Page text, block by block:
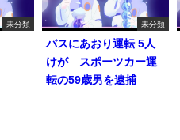
未分類 未分類
バスにあおり運転 5人
けが スポーツカー運
転の59歳男を逮捕